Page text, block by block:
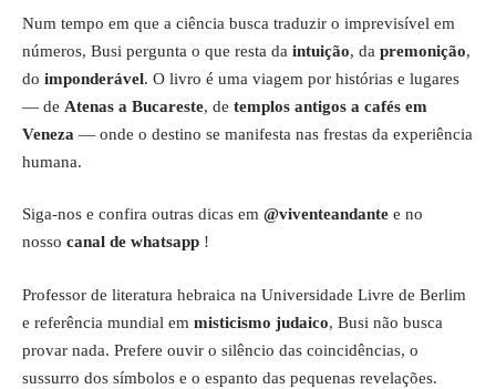
Num tempo em que a ciência busca traduzir o imprevisível em
números, Busi pergunta o que resta da intuição, da premonição,
do imponderável. O livro é uma viagem por histórias e lugares
— de Atenas a Bucareste, de templos antigos a cafés em
Veneza — onde o destino se manifesta nas frestas da experiência
humana.
Siga-nos e confira outras dicas em @viventeandante e no
nosso canal de whatsapp !
Professor de literatura hebraica na Universidade Livre de Berlim
e referência mundial em misticismo judaico, Busi não busca
provar nada. Prefere ouvir o silêncio das coincidências, o
sussurro dos símbolos e o espanto das pequenas revelações.